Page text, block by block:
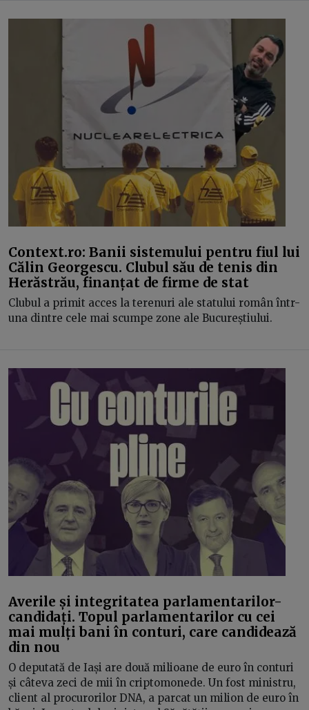
Context.ro: Banii sistemului pentru fiul lui
Călin Georgescu. Clubul său de tenis din
Herăstrău, finanțat de firme de stat
Clubul a primit acces la terenuri ale statului român într-
una dintre cele mai scumpe zone ale Bucureștiului.
Averile și integritatea parlamentarilor-
candidați. Topul parlamentarilor cu cei
mai mulți bani în conturi, care candidează
din nou
O deputată de Iași are două milioane de euro în conturi
și câteva zeci de mii în criptomonede. Un fost ministru,
client al procurorilor DNA, a parcat un milion de euro în